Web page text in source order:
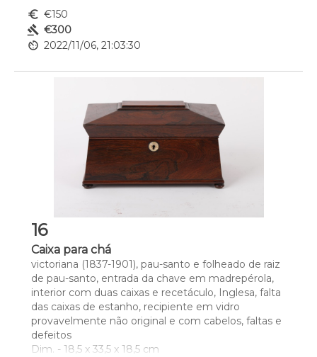
euro_symbol €150
gavel €300
av_timer 2022/11/06, 21:03:30
16
Caixa para chá
victoriana (1837-1901), pau-santo e folheado de raiz
de pau-santo, entrada da chave em madrepérola,
interior com duas caixas e recetáculo, Inglesa, falta
das caixas de estanho, recipiente em vidro
provavelmente não original e com cabelos, faltas e
defeitos
Dim. - 18,5 x 33,5 x 18,5 cm